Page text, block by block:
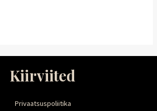
Kiirviited
Privaatsuspoliitika